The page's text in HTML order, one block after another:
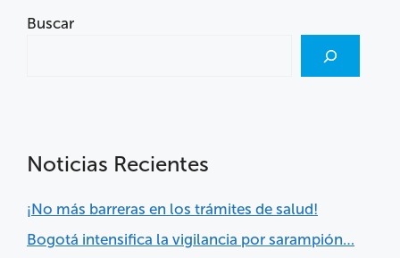
Buscar
Noticias Recientes
¡No más barreras en los trámites de salud!
Bogotá intensifica la vigilancia por sarampión…